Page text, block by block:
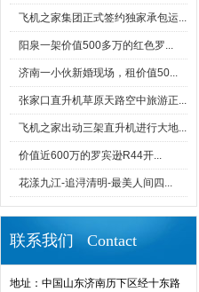
飞机之家集团正式签约独家承包运...
阳泉一架价值500多万的红色罗...
济南一小伙新婚现场，租价值50...
张家口直升机草原天路空中旅游正...
飞机之家出动三架直升机进行大地...
价值近600万的罗宾逊R44开...
花漾九江-追浔清明-最美人间四...
联系我们 Contact
地址：中国山东济南历下区经十东路